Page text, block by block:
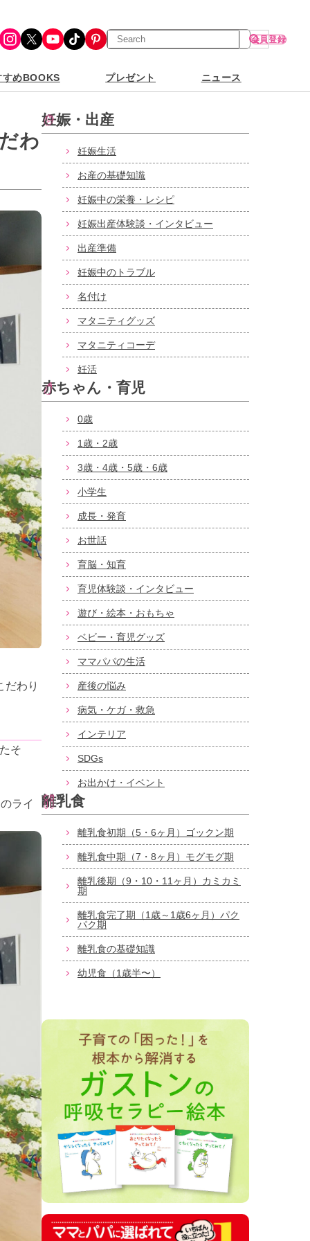
Instagram X YouTube TikTok Pinterest
検
索
会員登録
すめBOOKS プレゼント ニュース
わ
だわり
そ
ライ
妊娠・出産
妊娠生活
お産の基礎知識
妊娠中の栄養・レシピ
妊娠出産体験談・インタビュー
出産準備
妊娠中のトラブル
名付け
マタニティグッズ
マタニティコーデ
妊活
赤ちゃん・育児
0歳
1歳・2歳
3歳・4歳・5歳・6歳
小学生
成長・発育
お世話
育脳・知育
育児体験談・インタビュー
遊び・絵本・おもちゃ
ベビー・育児グッズ
ママパパの生活
産後の悩み
病気・ケガ・救急
インテリア
SDGs
お出かけ・イベント
離乳食
離乳食初期（5・6ヶ月）ゴックン期
離乳食中期（7・8ヶ月）モグモグ期
離乳後期（9・10・11ヶ月）カミカミ
期
離乳食完了期（1歳～1歳6ヶ月）パク
パク期
離乳食の基礎知識
幼児食（1歳半〜）